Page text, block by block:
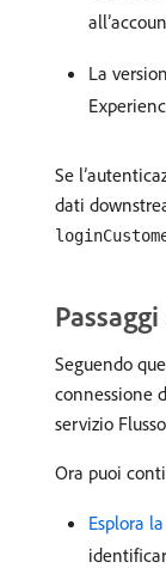
La
Se
dati
Seguendo
connessione
servizio
Ora puoi
Esplora